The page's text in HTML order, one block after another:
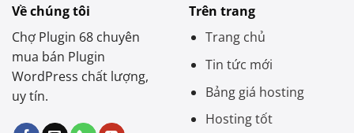
Về chúng tôi
Chợ Plugin 68 chuyên
mua bán Plugin
WordPress chất lượng,
uy tín.
Trên trang
Trang chủ
Tin tức mới
Bảng giá hosting
Hosting tốt